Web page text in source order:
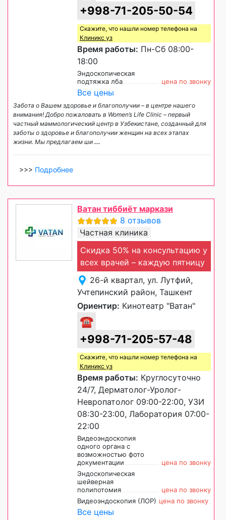
+998-71-205-50-54
Скажите, что нашли номер телефона на
Клиникс уз
Время работы: Пн-Сб 08:00-
18:00
Эндоскопическая
подтяжка лба
цена по звонку
Все цены
Забота о Вашем здоровье и благополучии – в центре нашего
внимания! Добро пожаловать в Women’s Life Clinic – первый
частный маммологический центр в Узбекистане, созданный для
заботы о здоровье и благополучии женщин на всех этапах
жизни. Мы предлагаем ши ...
>>> Подробнее
Ватан тиббиёт маркази
8 отзывов
Частная клиника
Скидка 50% на консультацию у
всех врачей – каждую пятницу
26-й квартал, ул. Лутфий,
Учтепинский район, Ташкент
Ориентир: Кинотеатр "Ватан"
☎
+998-71-205-57-48
Скажите, что нашли номер телефона на
Клиникс уз
Время работы: Круглосуточно
24/7, Дерматолог-Уролог-
Невропатолог 09:00-22:00, УЗИ
08:30-23:00, Лаборатория 07:00-
22:00
Видеоэндоскопия
одного органа с
возможностью фото
документации
цена по звонку
Эндоскопическая
шейверная
полипотомия
цена по звонку
Видеоэндоскопия (ЛОР) цена по звонку
Все цены